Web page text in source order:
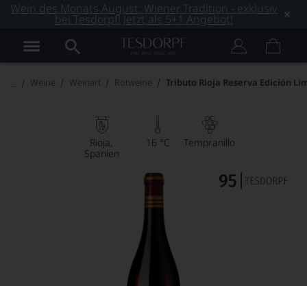
Wein des Monats August: Wiener Tradition - exklusiv
bei Tesdorpf! Jetzt als 5+1 Angebot!
Weine Weinart Rotweine Tributo Rioja Reserva Edición
Rioja
Spanien
16 °C Tempranillo